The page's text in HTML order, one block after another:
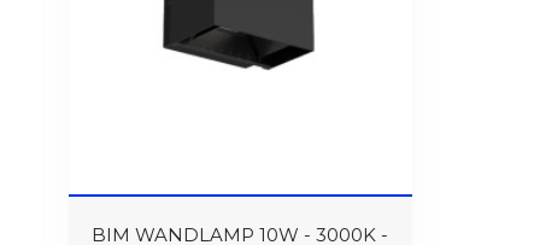
BIM WANDLAMP 10W - 3000K -